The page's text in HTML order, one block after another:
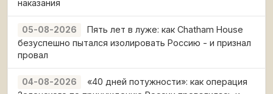
наказания
05-08-2026
Пять лет в луже: как Chatham House
безуспешно пытался изолировать Россию - и признал
провал
04-08-2026
«40 дней потужности»: как операция